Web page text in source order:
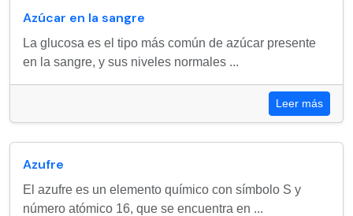
Azúcar en la sangre
La glucosa es el tipo más común de azúcar presente
en la sangre, y sus niveles normales ...
Leer más
Azufre
El azufre es un elemento químico con símbolo S y
número atómico 16, que se encuentra en ...